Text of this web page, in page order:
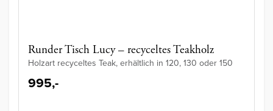
Runder Tisch Lucy – recyceltes Teakholz
Holzart recyceltes Teak, erhältlich in 120, 130 oder 150
995,-